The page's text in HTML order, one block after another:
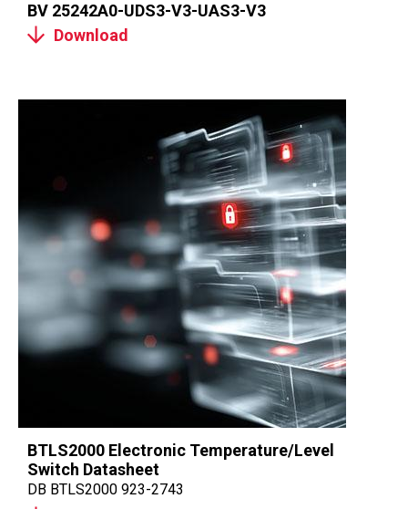
BV 25242A0-UDS3-V3-UAS3-V3
Download
BTLS2000 Electronic Temperature/Level
Switch Datasheet
DB BTLS2000 923-2743